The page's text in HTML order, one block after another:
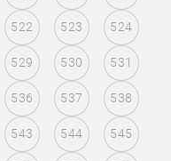
522 523 524
529 530 531
536 537 538
543 544 545